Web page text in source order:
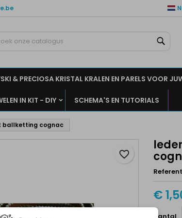
& PRECIOSA KRISTAL KRALEN EN PARELS VOOR
IN KIT - DIY SCHEMA'S EN TUTORIALS
ballketting cognac
€
favorite_border
lijst
verlanglijst
zijn om producten in uw verlanglijst op te slaan.
Annuleren